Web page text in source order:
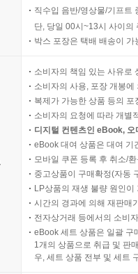
직수입 음반/영상물/기프트
단, 당일 00시~13시 사이의
박스 포장은 택배 배송이
소비자의 책임 있는 사유로
소비자의 사용, 포장 개봉
복제가 가능한 상품 등의
소비자의 요청에 따라 개별
디지털 컨텐츠인 eBook,
eBook 대여 상품은 대여 기
모바일 쿠폰 등록 후 취소/
중고상품이 구매확정(자동
LP상품의 재생 불량 원인
시간의 경과에 의해 재판매
전자상거래 등에서의 소비
eBook 세트 상품은 일괄 구
1개의 상품으로 취급 및 판
우, 세트 상품 전부 및 세트